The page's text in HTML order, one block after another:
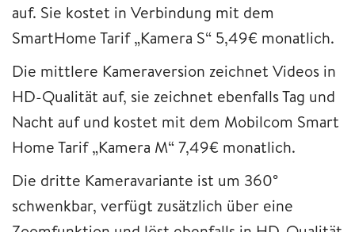
auf. Sie kostet in Verbindung mit dem
SmartHome Tarif „Kamera S“ 5,49€ monatlich.
Die mittlere Kameraversion zeichnet Videos in
HD-Qualität auf, sie zeichnet ebenfalls Tag und
Nacht auf und kostet mit dem Mobilcom Smart
Home Tarif „Kamera M“ 7,49€ monatlich.
Die dritte Kameravariante ist um 360°
schwenkbar, verfügt zusätzlich über eine